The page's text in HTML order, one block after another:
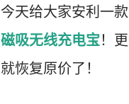
今天给大家安利一
磁吸无线充电宝！
就恢复原价了！